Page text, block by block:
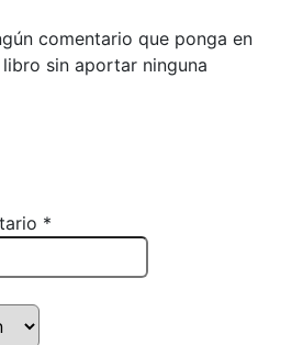
comentario que ponga en
sin aportar ninguna
*